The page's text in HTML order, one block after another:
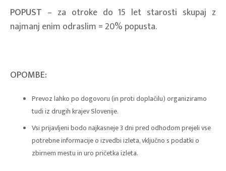
POPUST – za otroke do 15 let starosti skupaj z
najmanj enim odraslim = 20% popusta.
OPOMBE:
Prevoz lahko po dogovoru (in proti doplačilu) organiziramo
tudi iz drugih krajev Slovenije.
Vsi prijavljeni bodo najkasneje 3 dni pred odhodom prejeli vse
potrebne informacije o izvedbi izleta, vključno s podatki o
zbirnem mestu in uro pričetka izleta.